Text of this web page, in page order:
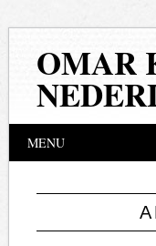
OMAR
springen
MENU